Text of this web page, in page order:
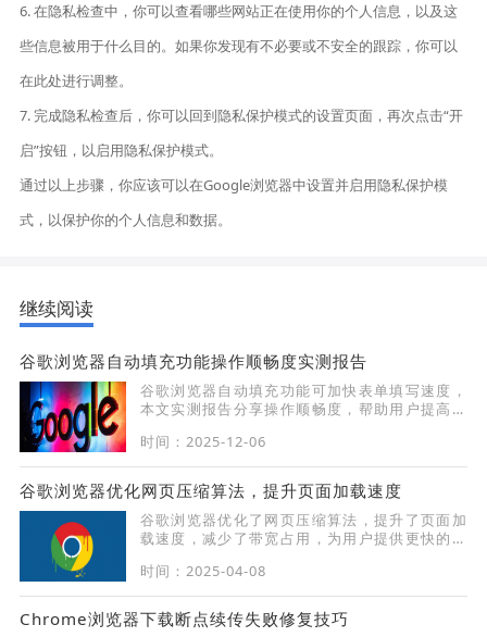
6. 在隐私检查中，你可以查看哪些网站正在使用你的个人信息，以及这
些信息被用于什么目的。如果你发现有不必要或不安全的跟踪，你可以
在此处进行调整。
7. 完成隐私检查后，你可以回到隐私保护模式的设置页面，再次点击“开
启”按钮，以启用隐私保护模式。
通过以上步骤，你应该可以在Google浏览器中设置并启用隐私保护模
式，以保护你的个人信息和数据。
继续阅读
谷歌浏览器自动填充功能操作顺畅度实测报告
谷歌浏览器自动填充功能可加快表单填写速度，
本文实测报告分享操作顺畅度，帮助用户提高输
时间：2025-12-06
谷歌浏览器优化网页压缩算法，提升页面加载速度
谷歌浏览器优化了网页压缩算法，提升了页面加
载速度，减少了带宽占用，为用户提供更快的浏
时间：2025-04-08
Chrome浏览器下载断点续传失败修复技巧